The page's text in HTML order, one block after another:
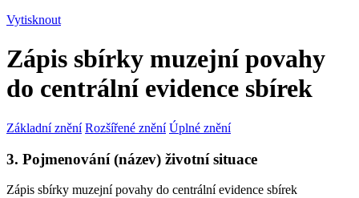
Vytisknout
Zápis sbírky muzejní povahy
do centrální evidence sbírek
Základní znění Rozšířené znění Úplné znění
3. Pojmenování (název) životní situace
Zápis sbírky muzejní povahy do centrální evidence sbírek